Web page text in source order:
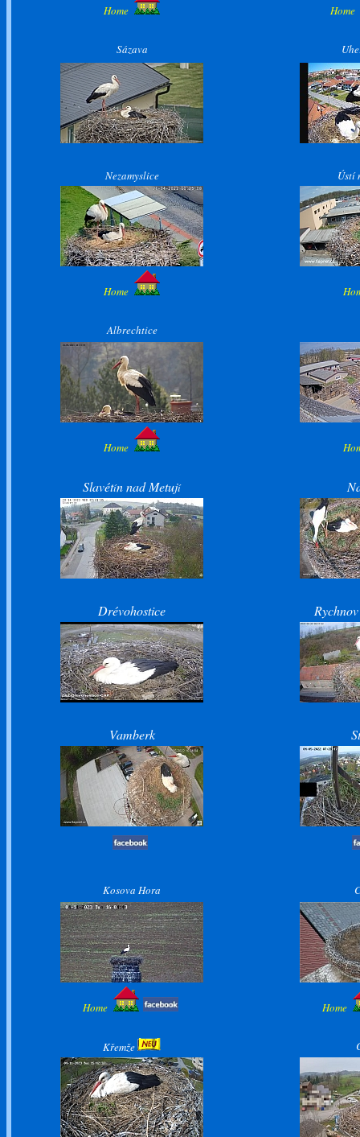
Home Home
Sázava
Nezamyslice Ústí
Home
Albrechtice
Home
Slavétín nad Metují
Drévohostice
Vamberk
Kosova Hora
Home Home
Křemže